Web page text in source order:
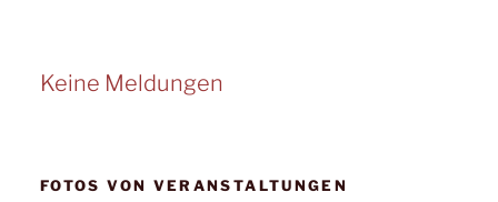
Keine Meldungen
FOTOS VON VERANSTALTUNGEN